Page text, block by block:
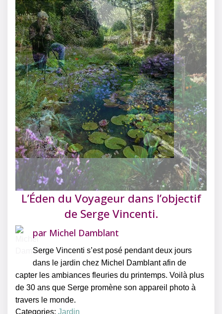
L’Éden du Voyageur dans l’objectif
de Serge Vincenti.
par Michel Damblant
Serge Vincenti s’est posé pendant deux jours
dans le jardin chez Michel Damblant afin de
capter les ambiances fleuries du printemps. Voilà plus
de 30 ans que Serge promène son appareil photo à
travers le monde.
Categories:Jardin